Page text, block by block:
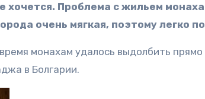
хочется. Проблема с жильем
очень мягкая, поэтому легко
монахам удалось выдолбить прямо
в Болгарии.